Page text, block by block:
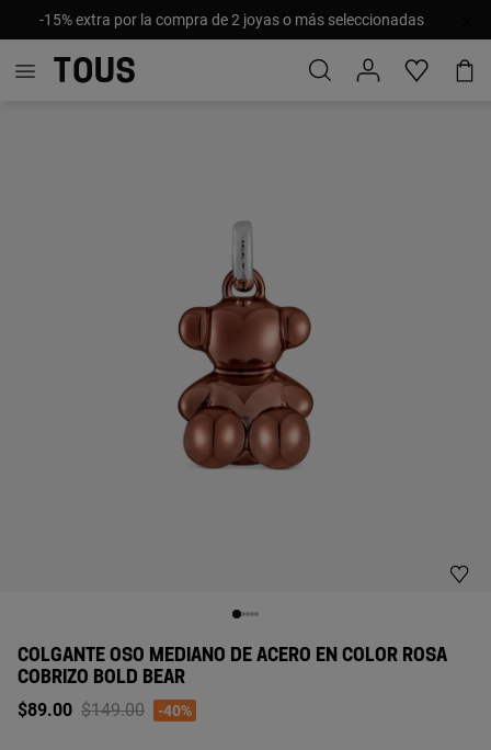
-15% extra por la compra de 2 joyas o más seleccionadas
COLGANTE OSO MEDIANO DE ACERO EN COLOR ROSA
COBRIZO BOLD BEAR
$89.00 Price reduced from
$149.00to-40%